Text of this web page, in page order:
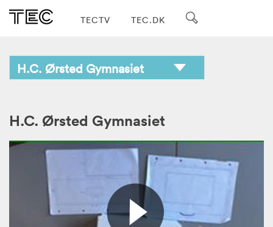
TECTV TEC.DK
H.C. Ørsted Gymnasiet